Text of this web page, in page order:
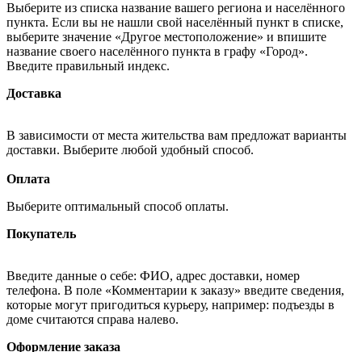
Выберите из списка название вашего региона и населённого
пункта. Если вы не нашли свой населённый пункт в списке,
выберите значение «Другое местоположение» и впишите
название своего населённого пункта в графу «Город».
Введите правильный индекс.
Доставка
В зависимости от места жительства вам предложат варианты
доставки. Выберите любой удобный способ.
Оплата
Выберите оптимальный способ оплаты.
Покупатель
Введите данные о себе: ФИО, адрес доставки, номер
телефона. В поле «Комментарии к заказу» введите сведения,
которые могут пригодиться курьеру, например: подъезды в
доме считаются справа налево.
Оформление заказа